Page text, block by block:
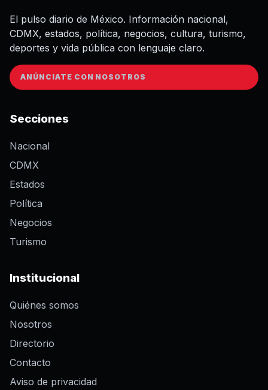
El pulso diario de México. Información nacional,
CDMX, estados, política, negocios, cultura, turismo,
deportes y vida pública con lenguaje claro.
ANÚNCIATE CON NOSOTROS
Secciones
Nacional
CDMX
Estados
Política
Negocios
Turismo
Institucional
Quiénes somos
Nosotros
Directorio
Contacto
Aviso de privacidad